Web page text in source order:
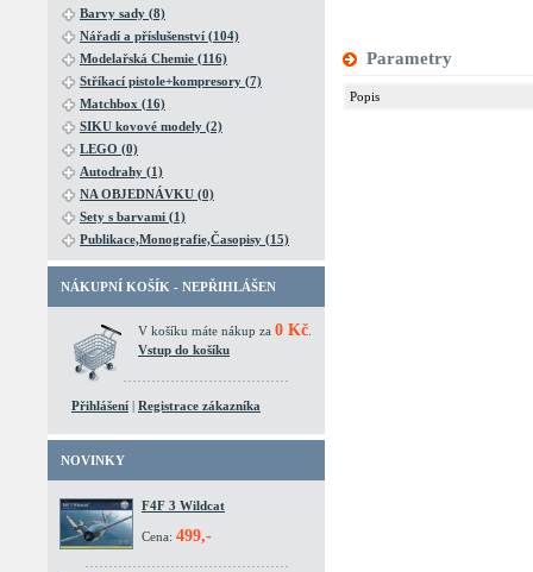
Barvy sady (8)
Nářadí a příslušenství (104)
Modelařská Chemie (116)
Stříkací pistole+kompresory (7)
Matchbox (16)
SIKU kovové modely (2)
LEGO (0)
Autodrahy (1)
NA OBJEDNÁVKU (0)
Sety s barvami (1)
Publikace,Monografie,Časopisy (15)
NÁKUPNÍ KOŠÍK - NEPŘIHLÁŠEN
V košíku máte nákup za 0 Kč
Vstup do košíku
Přihlášení | Registrace zákazníka
NOVINKY
F4F 3 Wildcat
Cena: 499,-
Parametry
Popis